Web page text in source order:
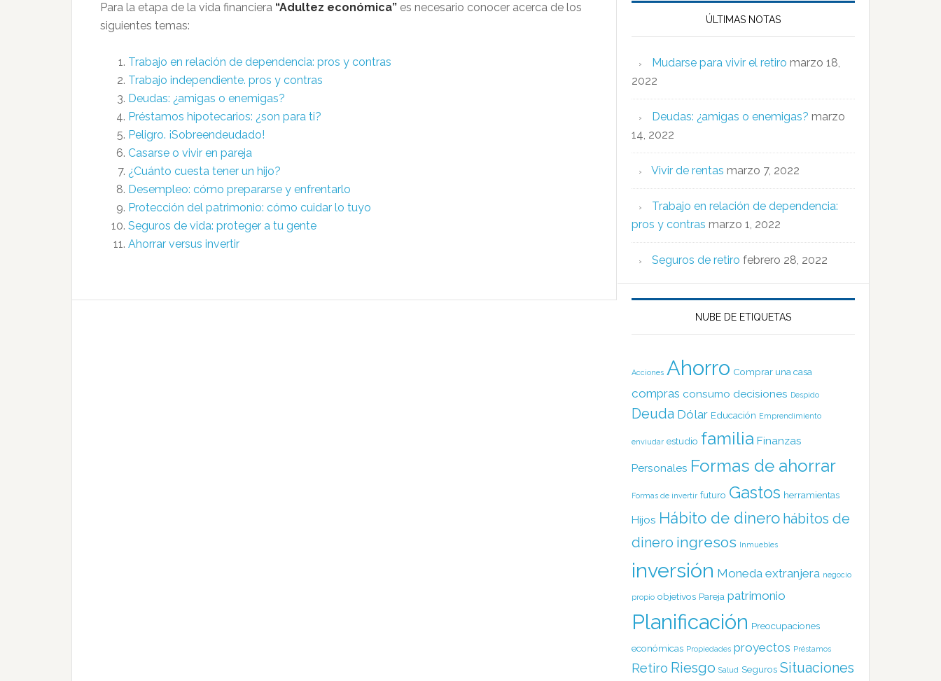
Para la etapa de la vida financiera “Adultez económica” es necesario conocer acerca de los
siguientes temas:
Trabajo en relación de dependencia: pros y contras
Trabajo independiente. pros y contras
Deudas: ¿amigas o enemigas?
Préstamos hipotecarios: ¿son para ti?
Peligro. ¡Sobreendeudado!
Casarse o vivir en pareja
¿Cuánto cuesta tener un hijo?
Desempleo: cómo prepararse y enfrentarlo
Protección del patrimonio: cómo cuidar lo tuyo
Seguros de vida: proteger a tu gente
Ahorrar versus invertir
ÚLTIMAS NOTAS
Mudarse para vivir el retiro marzo 18,
2022
Deudas: ¿amigas o enemigas? marzo
14, 2022
Vivir de rentas marzo 7, 2022
Trabajo en relación de dependencia:
pros y contras marzo 1, 2022
Seguros de retiro febrero 28, 2022
NUBE DE ETIQUETAS
Acciones Ahorro Comprar una casa
compras consumo decisiones Despido
Deuda Dólar Educación Emprendimiento
enviudar estudio familia Finanzas
Personales Formas de ahorrar
Formas de invertir futuro Gastos herramientas
Hijos Hábito de dinero hábitos de
dinero ingresos Inmuebles
inversión Moneda extranjera negocio
propio objetivos Pareja patrimonio
Planificación Preocupaciones
económicas Propiedades proyectos Préstamos
Retiro Riesgo Salud Seguros Situaciones